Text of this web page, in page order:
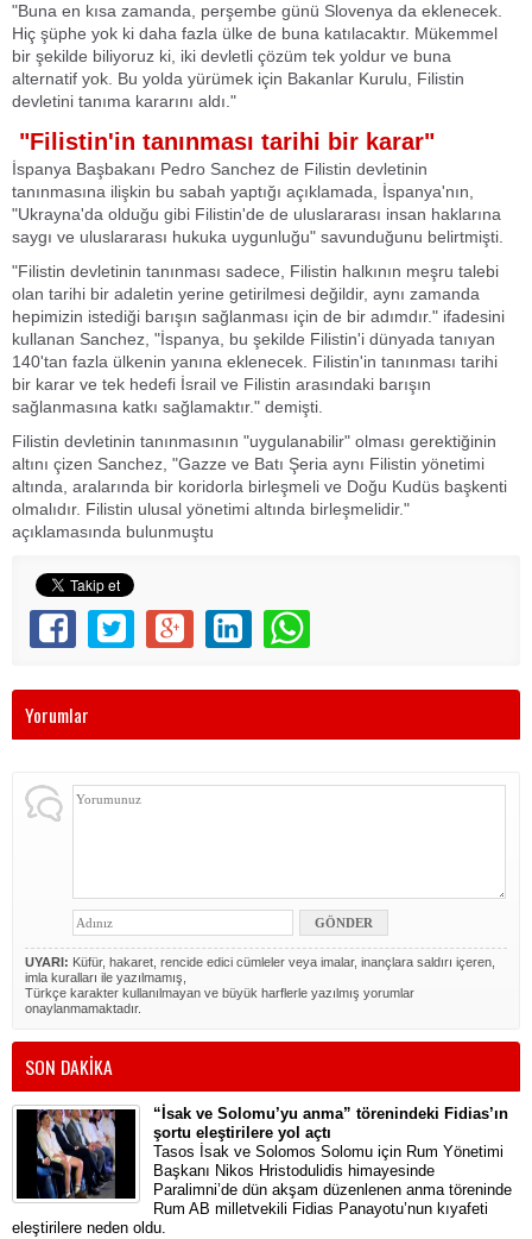
"Buna en kısa zamanda, perşembe günü Slovenya da eklenecek.
Hiç şüphe yok ki daha fazla ülke de buna katılacaktır. Mükemmel
bir şekilde biliyoruz ki, iki devletli çözüm tek yoldur ve buna
alternatif yok. Bu yolda yürümek için Bakanlar Kurulu, Filistin
devletini tanıma kararını aldı."
"Filistin'in tanınması tarihi bir karar"
İspanya Başbakanı Pedro Sanchez de Filistin devletinin
tanınmasına ilişkin bu sabah yaptığı açıklamada, İspanya'nın,
"Ukrayna'da olduğu gibi Filistin'de de uluslararası insan haklarına
saygı ve uluslararası hukuka uygunluğu" savunduğunu belirtmişti.
"Filistin devletinin tanınması sadece, Filistin halkının meşru talebi
olan tarihi bir adaletin yerine getirilmesi değildir, aynı zamanda
hepimizin istediği barışın sağlanması için de bir adımdır." ifadesini
kullanan Sanchez, "İspanya, bu şekilde Filistin'i dünyada tanıyan
140'tan fazla ülkenin yanına eklenecek. Filistin'in tanınması tarihi
bir karar ve tek hedefi İsrail ve Filistin arasındaki barışın
sağlanmasına katkı sağlamaktır." demişti.
Filistin devletinin tanınmasının "uygulanabilir" olması gerektiğinin
altını çizen Sanchez, "Gazze ve Batı Şeria aynı Filistin yönetimi
altında, aralarında bir koridorla birleşmeli ve Doğu Kudüs başkenti
olmalıdır. Filistin ulusal yönetimi altında birleşmelidir."
açıklamasında bulunmuştu
Yorumlar
UYARI: Küfür, hakaret, rencide edici cümleler veya imalar, inançlara saldırı içeren,
imla kuralları ile yazılmamış,
Türkçe karakter kullanılmayan ve büyük harflerle yazılmış yorumlar
onaylanmamaktadır.
SON DAKİKA
“İsak ve Solomu’yu anma” törenindeki Fidias’ın
şortu eleştirilere yol açtı
Tasos İsak ve Solomos Solomu için Rum Yönetimi
Başkanı Nikos Hristodulidis himayesinde
Paralimni’de dün akşam düzenlenen anma töreninde
Rum AB milletvekili Fidias Panayotu’nun kıyafeti
eleştirilere neden oldu.